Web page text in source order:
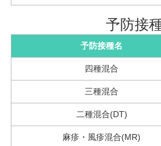
予防接
予防接種名
四種混合
三種混合
二種混合(DT)
麻疹・風疹混合(MR)